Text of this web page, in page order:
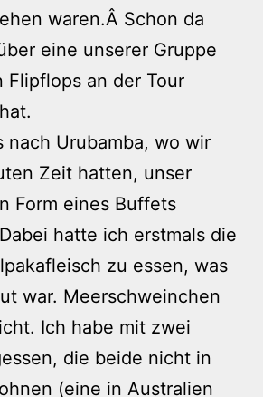
waren.Â Schon da
eine unserer Gruppe
Flipflops an der Tour
nach Urubamba, wo wir
Zeit hatten, unser
Form eines Buffets
hatte ich erstmals die
zu essen, was
war. Meerschweinchen
Ich habe mit zwei
die beide nicht in
(eine in Australien